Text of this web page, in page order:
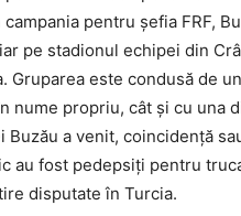
pentru şefia FRF,
pe stadionul echipei din
Gruparea este condusă de
nume propriu, cât şi cu una
a venit, coincidenţă
au fost pedepsiţi pentru
disputate în Turcia.